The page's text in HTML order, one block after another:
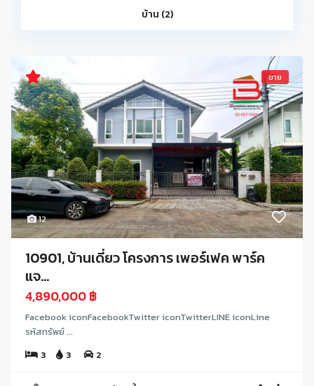
บ้าน (2)
12
ขาย
10901, บ้านเดี่ยว โครงการ เพอร์เฟค พาร์ค
แจ...
4,890,000 ฿
Facebook iconFacebookTwitter iconTwitterLINE iconLine
รหัสทรัพย์ ...
3
3 2